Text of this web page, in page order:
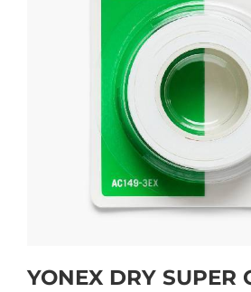
YONEX DRY SUPER